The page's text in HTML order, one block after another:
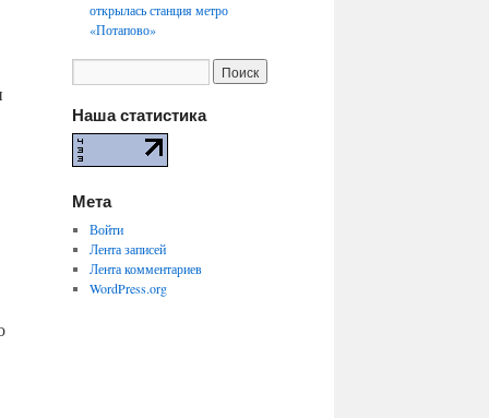
открылась станция метро
«Потапово»
Наша статистика
Мета
Войти
Лента записей
Лента комментариев
WordPress.org